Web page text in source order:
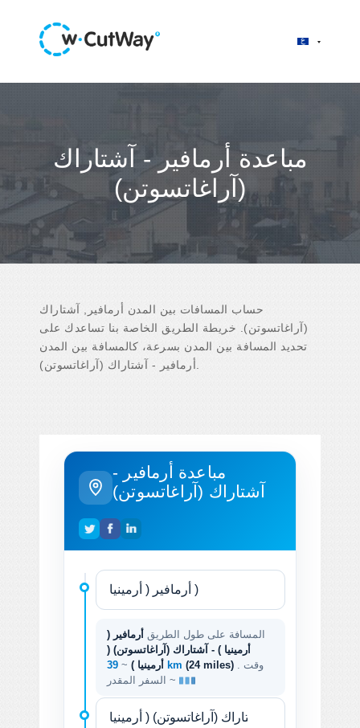
مباعدة أرمافير - آشتاراك
(آراغاتسوتن)
حساب المسافات بين المدن أرمافير, آشتاراك
(آراغاتسوتن). خريطة الطريق الخاصة بنا تساعدك على
تحديد المسافة بين المدن بسرعة، كالمسافة بين المدن
مباعدة أرمافير -
آشتاراك (آراغاتسوتن)
المسافة على طول الطريق أرمافير (
أرمينيا ) - آشتاراك (آراغاتسوتن) (
أرمينيا ) ~ 39 km (24 miles)
السفر المقدر ~